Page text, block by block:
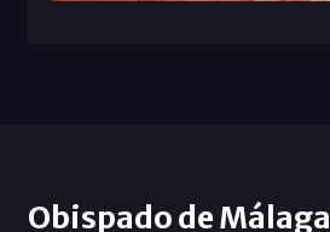
Obispado de Málaga